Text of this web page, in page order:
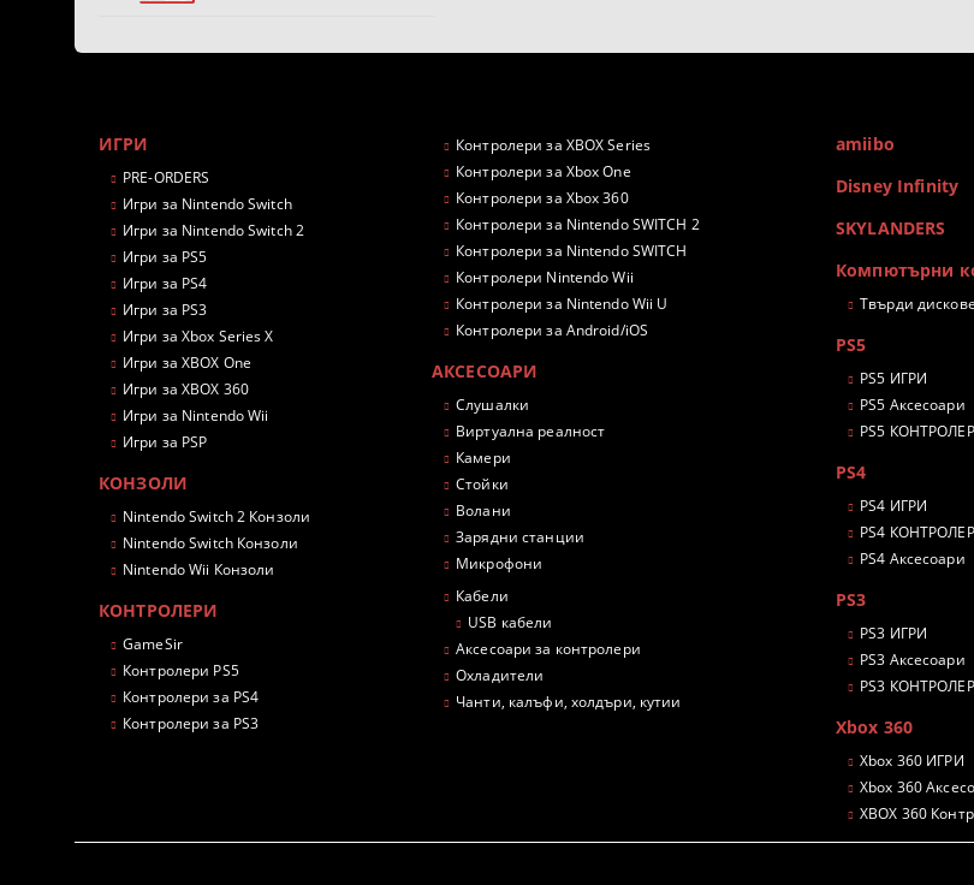
ИГРИ
PRE-ORDERS
Игри за Nintendo Switch
Игри за Nintendo Switch 2
Игри за PS5
Игри за PS4
Игри за PS3
Игри за Xbox Series X
Игри за XBOX One
Игри за XBOX 360
Игри за Nintendo Wii
Игри за PSP
КОНЗОЛИ
Nintendo Switch 2 Конзоли
Nintendo Switch Конзоли
Nintendo Wii Конзоли
КОНТРОЛЕРИ
GameSir
Контролери PS5
Контролери за PS4
Контролери за PS3
Контролери за XBOX Series
Контролери за Xbox One
Контролери за Xbox 360
Контролери за Nintendo SWITCH 2
Контролери за Nintendo SWITCH
Контролери Nintendo Wii
Контролери за Nintendo Wii U
Контролери за Android/iOS
АКСЕСОАРИ
Слушалки
Виртуална реалност
Камери
Стойки
Волани
Зарядни станции
Микрофони
Кабели
USB кабели
Аксесоари за контролери
Охладители
Чанти, калъфи, холдъри, кутии
amiibo
Disney Infinity
SKYLANDERS
Компютърни
Твърди дискове
PS5
PS5 ИГРИ
PS5 Аксесоари
PS5
PS4
PS4 ИГРИ
PS4
PS4 Аксесоари
PS3
PS3 ИГРИ
PS3 Аксесоари
PS3
Xbox 360
Xbox 360 ИГРИ
Xbox 360
XBOX 360